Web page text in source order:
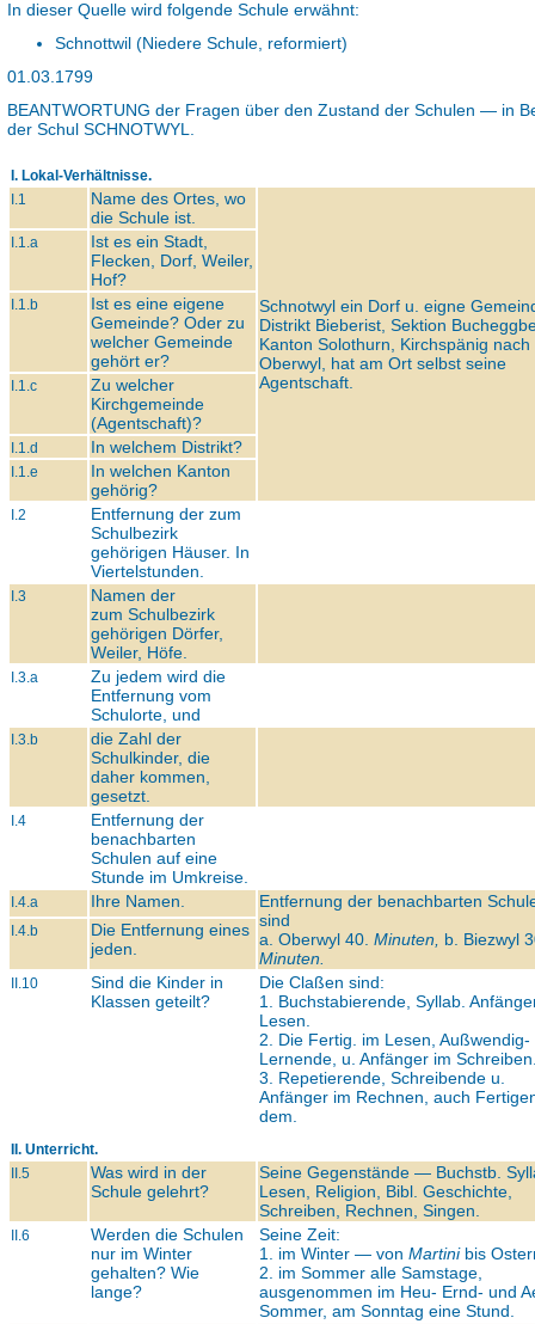
In dieser Quelle wird folgende Schule erwähnt:
Schnottwil (Niedere Schule, reformiert)
01.03.1799
BEANTWORTUNG der Fragen über den Zustand der Schulen — in
der Schul SCHNOTWYL.
I. Lokal-Verhältnisse.
I.1
Name des Ortes, wo
die Schule ist.
Schnotwyl ein Dorf u. eigne
Distrikt Bieberist, Sektion
Kanton Solothurn, Kirchspänig nach
Oberwyl, hat am Ort selbst seine
Agentschaft.
I.1.a
Ist es ein Stadt,
Flecken, Dorf, Weiler,
Hof?
I.1.b
Ist es eine eigene
Gemeinde? Oder zu
welcher Gemeinde
gehört er?
I.1.c
Zu welcher
Kirchgemeinde
(Agentschaft)?
I.1.d In welchem Distrikt?
I.1.e
In welchen Kanton
gehörig?
I.2
Entfernung der zum
Schulbezirk
gehörigen Häuser. In
Viertelstunden.
I.3
Namen der
zum Schulbezirk
gehörigen Dörfer,
Weiler, Höfe.
I.3.a
Zu jedem wird die
Entfernung vom
Schulorte, und
I.3.b
die Zahl der
Schulkinder, die
daher kommen,
gesetzt.
I.4
Entfernung der
benachbarten
Schulen auf eine
Stunde im Umkreise.
I.4.a Ihre Namen.
Entfernung der benachbarten
sind
a. Oberwyl 40. Minuten, b. Biezwyl
Minuten.
I.4.b
Die Entfernung eines
jeden.
II.10
Sind die Kinder in
Klassen geteilt?
Die Claßen sind:
1. Buchstabierende, Syllab.
Lesen.
2. Die Fertig. im Lesen, Außwendig-
Lernende, u. Anfänger im
3. Repetierende, Schreibende u.
Anfänger im Rechnen, auch
dem.
II. Unterricht.
II.5
Was wird in der
Schule gelehrt?
Seine Gegenstände — Buchstb.
Lesen, Religion, Bibl. Geschichte,
Schreiben, Rechnen, Singen.
II.6
Werden die Schulen
nur im Winter
gehalten? Wie
lange?
Seine Zeit:
1. im Winter — von Martinibis
2. im Sommer alle Samstage,
ausgenommen im Heu- Ernd- und
Sommer, am Sonntag eine Stund.